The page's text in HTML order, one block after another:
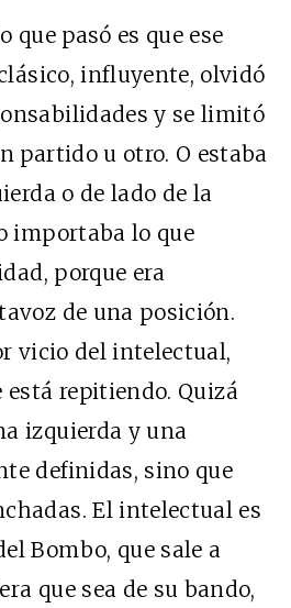
que pasó es que ese
influyente, olvidó
y se limitó
partido u otro. O estaba
o de lado de la
importaba lo que
porque era
de una posición.
vicio del intelectual,
está repitiendo. Quizá
izquierda y una
definidas, sino que
El intelectual es
Bombo, que sale a
que sea de su bando,